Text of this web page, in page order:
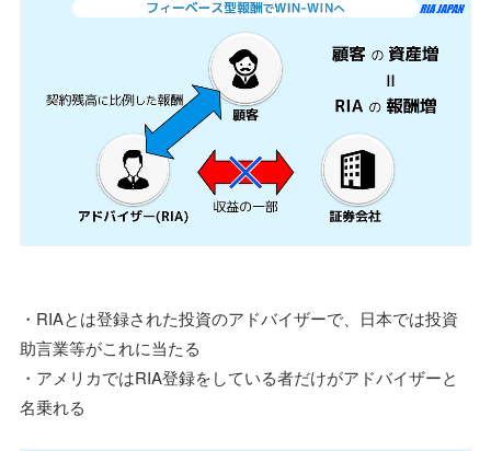
・RIAとは登録された投資のアドバイザーで、日本では投資
助言業等がこれに当たる
・アメリカではRIA登録をしている者だけがアドバイザーと
名乗れる